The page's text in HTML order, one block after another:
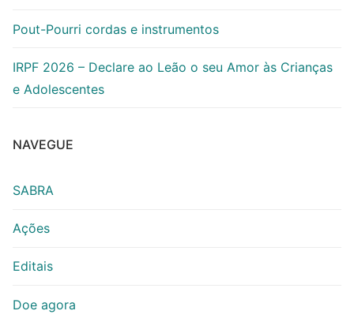
Pout-Pourri cordas e instrumentos
IRPF 2026 – Declare ao Leão o seu Amor às Crianças
e Adolescentes
NAVEGUE
SABRA
Ações
Editais
Doe agora